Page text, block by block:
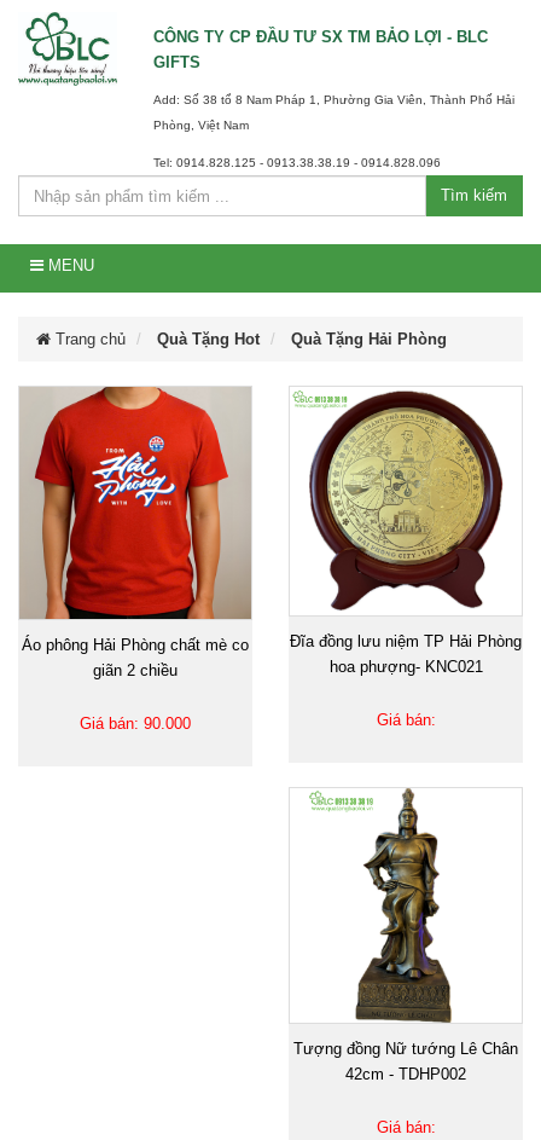
CÔNG TY CP ĐẦU TƯ SX TM BẢO LỢI - BLC
GIFTS
Add: Số 38 tổ 8 Nam Pháp 1, Phường Gia Viên, Thành Phố Hải
Phòng, Việt Nam
Tel: 0914.828.125 - 0913.38.38.19 - 0914.828.096
Tìm kiếm
MENU
Trang chủ Quà Tặng Hot Quà Tặng Hải Phòng
Áo phông Hải Phòng chất mè co
giãn 2 chiều
Giá bán: 90.000
Đĩa đồng lưu niệm TP Hải Phòng
hoa phượng- KNC021
Giá bán:
Tượng đồng Nữ tướng Lê Chân
42cm - TDHP002
Giá bán: